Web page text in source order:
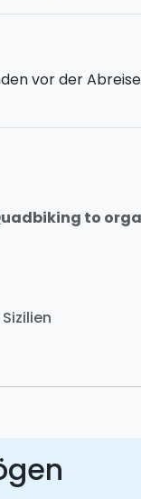
vor der
to